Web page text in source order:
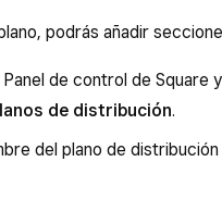
podrás añadir
de control de Square
de distribución.
del plano de